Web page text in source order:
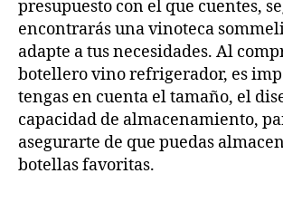
presupuesto con el que cuentes,
encontrarás una vinoteca
adapte a tus necesidades. Al
botellero vino refrigerador, es
tengas en cuenta el tamaño, el
capacidad de almacenamiento,
asegurarte de que puedas
botellas favoritas.